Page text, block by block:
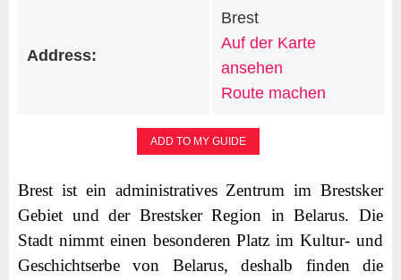
Address:
Brest
Auf der Karte
ansehen
Route machen
ADD TO MY GUIDE
Brest ist ein administratives Zentrum im Brestsker
Gebiet und der Brestsker Region in Belarus. Die
Stadt nimmt einen besonderen Platz im Kultur- und
Geschichtserbe von Belarus, deshalb finden die